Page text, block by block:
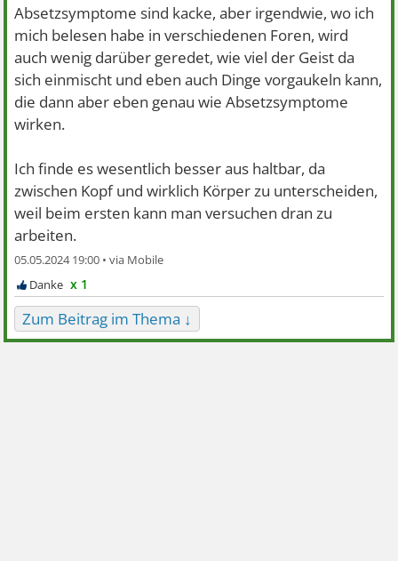
Absetzsymptome sind kacke, aber irgendwie, wo ich
mich belesen habe in verschiedenen Foren, wird
auch wenig darüber geredet, wie viel der Geist da
sich einmischt und eben auch Dinge vorgaukeln kann,
die dann aber eben genau wie Absetzsymptome
wirken.
Ich finde es wesentlich besser aus haltbar, da
zwischen Kopf und wirklich Körper zu unterscheiden,
weil beim ersten kann man versuchen dran zu
arbeiten.
05.05.2024 19:00 •
x 1
Zum Beitrag im Thema ↓